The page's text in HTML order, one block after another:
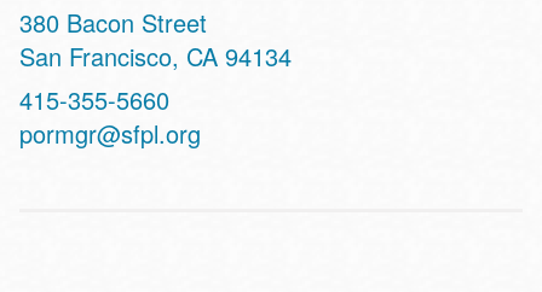
Address
380 Bacon Street
San Francisco, CA 94134
Contact
Telephone
415-355-5660
pormgr@sfpl.org